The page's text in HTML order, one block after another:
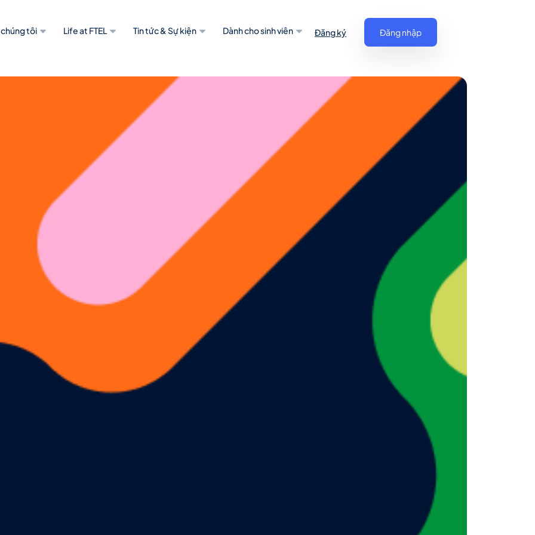
tôi Life at FTEL Tin tức & Sự kiện Dành cho sinh viên Đăng ký Đăng nhập